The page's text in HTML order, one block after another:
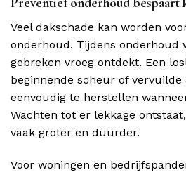
Veel dakschade kan worden
onderhoud. Tijdens onderhoud
gebreken vroeg ontdekt. Een
beginnende scheur of vervuilde
eenvoudig te herstellen
Wachten tot er lekkage
vaak groter en duurder.
Voor woningen en